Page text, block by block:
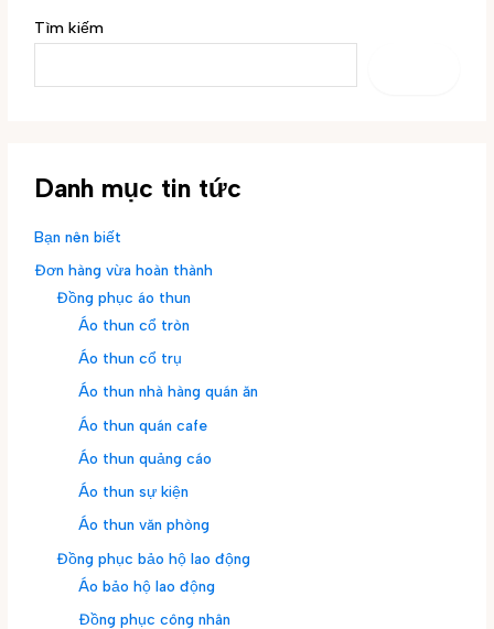
Tìm kiếm
Danh mục tin tức
Bạn nên biết
Đơn hàng vừa hoàn thành
Đồng phục áo thun
Áo thun cổ tròn
Áo thun cổ trụ
Áo thun nhà hàng quán ăn
Áo thun quán cafe
Áo thun quảng cáo
Áo thun sự kiện
Áo thun văn phòng
Đồng phục bảo hộ lao động
Áo bảo hộ lao động
Đồng phục công nhân